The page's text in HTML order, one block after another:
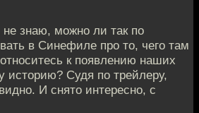
знаю, можно ли так по
в Синефиле про то, чего там
к появлению наших
историю? Судя по трейлеру,
И снято интересно, с